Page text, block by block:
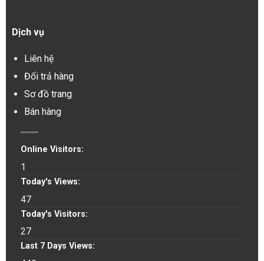
Dịch vụ
Liên hệ
Đổi trả hàng
Sơ đồ trang
Bán hàng
Online Visitors:
1
Today's Views:
47
Today's Visitors:
27
Last 7 Days Views: